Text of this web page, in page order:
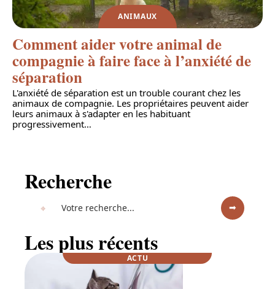
ANIMAUX
Comment aider votre animal de
compagnie à faire face à l’anxiété de
séparation
L'anxiété de séparation est un trouble courant chez les
animaux de compagnie. Les propriétaires peuvent aider
leurs animaux à s'adapter en les habituant
progressivement…
Recherche
Les plus récents
ACTU